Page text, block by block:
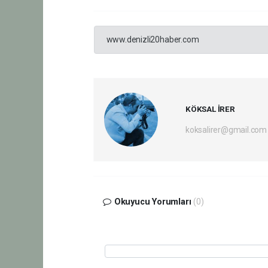
www.denizli20haber.com
KÖKSAL İRER
koksalirer@gmail.com
Okuyucu Yorumları (0)